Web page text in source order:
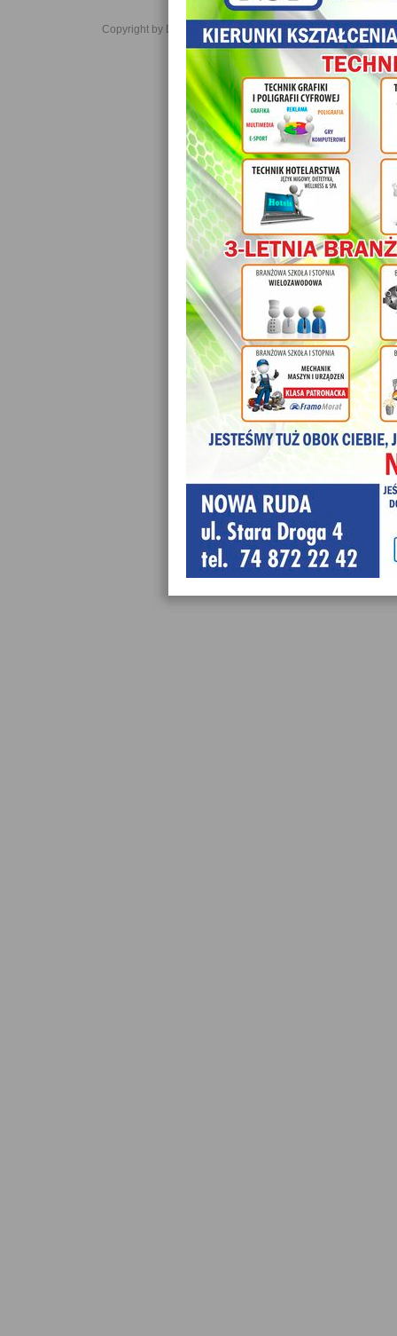
Copyright by Daniel JabĹoĹski 2006-2021. All rights